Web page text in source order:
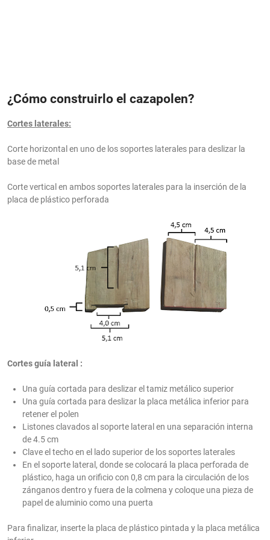
¿Cómo construirlo el cazapolen?
Cortes laterales:
Corte horizontal en uno de los soportes laterales para deslizar la
base de metal
Corte vertical en ambos soportes laterales para la inserción de la
placa de plástico perforada
Cortes guía lateral :
Una guía cortada para deslizar el tamiz metálico superior
Una guía cortada para deslizar la placa metálica inferior para
retener el polen
Listones clavados al soporte lateral en una separación interna
de 4.5 cm
Clave el techo en el lado superior de los soportes laterales
En el soporte lateral, donde se colocará la placa perforada de
plástico, haga un orificio con 0,8 cm para la circulación de los
zánganos dentro y fuera de la colmena y coloque una pieza de
papel de aluminio como una puerta
Para finalizar, inserte la placa de plástico pintada y la placa metálica